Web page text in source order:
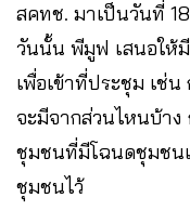
สคทช. มาเป็นวันที่
วันนั้น พีมูฟ เสนอให้
เพื่อเข้าที่ประชุม เช่
จะมีจากส่วนไหนบ้า
ชุมชนที่มีโฉนดชุมชน
ชุมชนไว้